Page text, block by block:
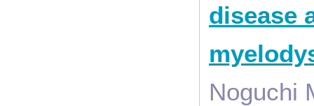
disease
Noguchi